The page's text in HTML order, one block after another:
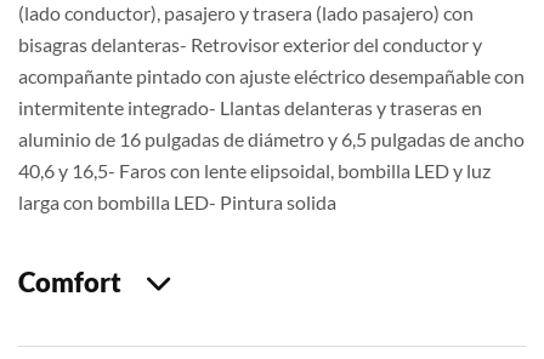
(lado conductor), pasajero y trasera (lado pasajero) con
bisagras delanteras- Retrovisor exterior del conductor y
acompañante pintado con ajuste eléctrico desempañable con
intermitente integrado- Llantas delanteras y traseras en
aluminio de 16 pulgadas de diámetro y 6,5 pulgadas de ancho
40,6 y 16,5- Faros con lente elipsoidal, bombilla LED y luz
larga con bombilla LED- Pintura solida
Comfort